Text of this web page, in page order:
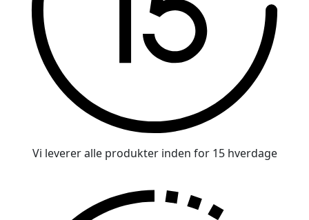
Vi leverer alle produkter inden for 15 hverdage